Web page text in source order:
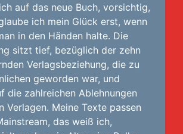
auf das neue Buch, vorsichtig,
ich mein Glück erst, wenn
in den Händen halte. Die
sitzt tief, bezüglich der zehn
Verlagsbeziehung, die zu
geworden war, und
die zahlreichen Ablehnungen
Verlagen. Meine Texte passen
das weiß ich,